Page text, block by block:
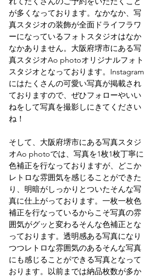
が多くなっております。なかなか、写
真スタジオの装飾が全面ドライフラワ
ーになっているフォトスタジオはなか
なかありません。大阪府堺市にある写
真スタジオAo photoオリジナルフォト
スタジオとなっております。Instagram
にはたくさんの可愛い写真が掲載され
ておりますので、ぜひフォローやいい
ねをして写真を撮影しにきてください
ね！
そして、大阪府堺市にある写真スタジ
オAo photoでは、写真を1枚1枚丁寧に
色補正を行なっておりますが、どこか
レトロな雰囲気を感じることができた
り、明暗がしっかりとついたそんな写
真に仕上がっております。一枚一枚色
補正を行なっているからこそ写真の雰
囲気がグッと変わるそんな色補正とな
っております。透明感ある写真になり
つつレトロな雰囲気のあるそんな写真
にも感じることができる写真となって
おります。以前までは納品枚数が多か